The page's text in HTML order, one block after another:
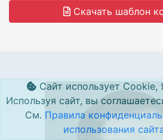
Скачать шаблон
Сайт использует Cookie,
Используя сайт, вы
См. Правила
использования